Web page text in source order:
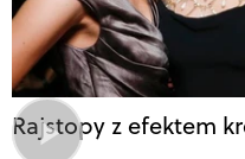
Rajstopy z efektem